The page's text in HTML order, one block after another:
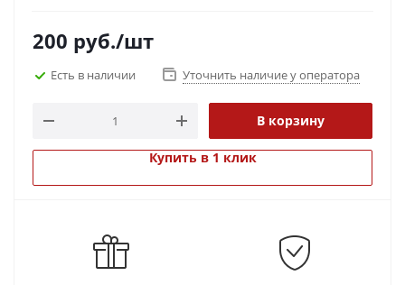
200 руб./шт
Есть в наличии Уточнить наличие у оператора
В корзину
Купить в 1 клик